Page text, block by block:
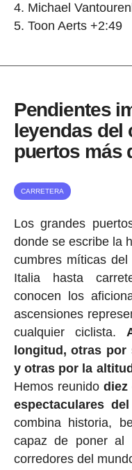
Michael
Toon Aerts +2:49
Pendientes
leyendas del
puertos más
CARRETERA
Los grandes
donde se escribe la
cumbres míticas
Italia hasta
conocen los
ascensiones
cualquier ciclista.
longitud, otras
y otras por la
Hemos reunido diez
espectaculares
combina historia,
capaz de poner al
corredores del